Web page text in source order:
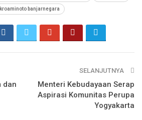
banjarnegara
dan
SELANJUTNYA
Menteri Kebudayaan Serap
Aspirasi Komunitas Perupa
Yogyakarta